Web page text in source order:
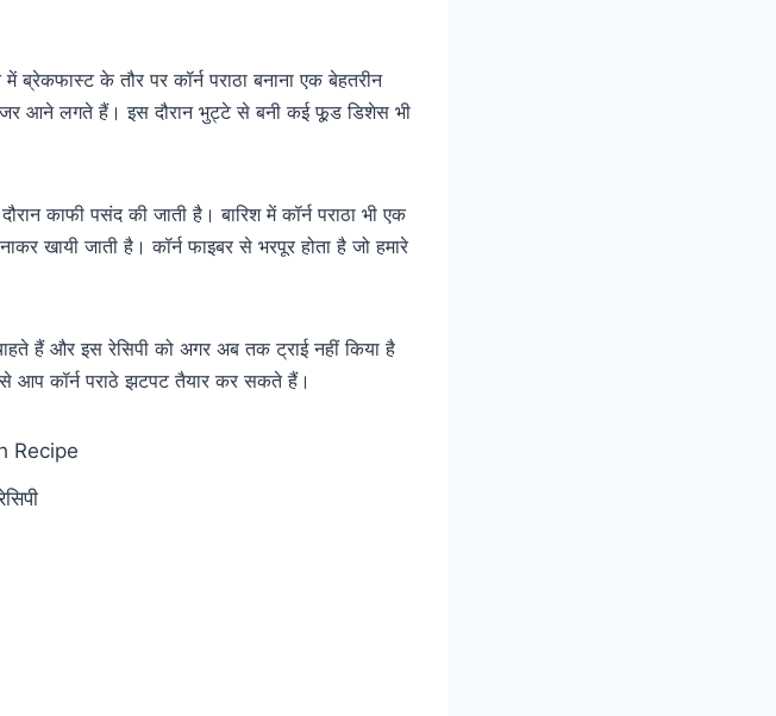
ब्रेकफास्ट के तौर पर कॉर्न पराठा बनाना एक बेहतरीन
आने लगते हैं। इस दौरान भुट्टे से बनी कई फू़ड डिशेस भी
काफी पसंद की जाती है। बारिश में कॉर्न पराठा भी एक
खायी जाती है। कॉर्न फाइबर से भरपूर होता है जो हमारे
हैं और इस रेसिपी को अगर अब तक ट्राई नहीं किया है
आप कॉर्न पराठे झटपट तैयार कर सकते हैं।